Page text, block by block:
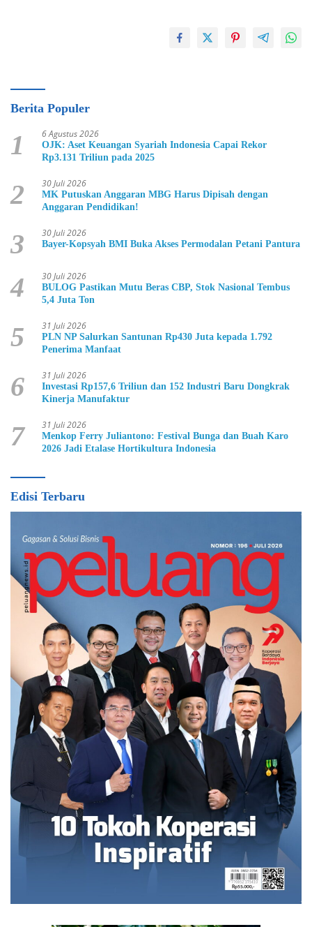
Berita Populer
1 6 Agustus 2026
OJK: Aset Keuangan Syariah Indonesia Capai Rekor
Rp3.131 Triliun pada 2025
2 30 Juli 2026
MK Putuskan Anggaran MBG Harus Dipisah dengan
Anggaran Pendidikan!
3 30 Juli 2026
Bayer-Kopsyah BMI Buka Akses Permodalan Petani Pantura
4 30 Juli 2026
BULOG Pastikan Mutu Beras CBP, Stok Nasional Tembus
5,4 Juta Ton
5 31 Juli 2026
PLN NP Salurkan Santunan Rp430 Juta kepada 1.792
Penerima Manfaat
6 31 Juli 2026
Investasi Rp157,6 Triliun dan 152 Industri Baru Dongkrak
Kinerja Manufaktur
7 31 Juli 2026
Menkop Ferry Juliantono: Festival Bunga dan Buah Karo
2026 Jadi Etalase Hortikultura Indonesia
Edisi Terbaru